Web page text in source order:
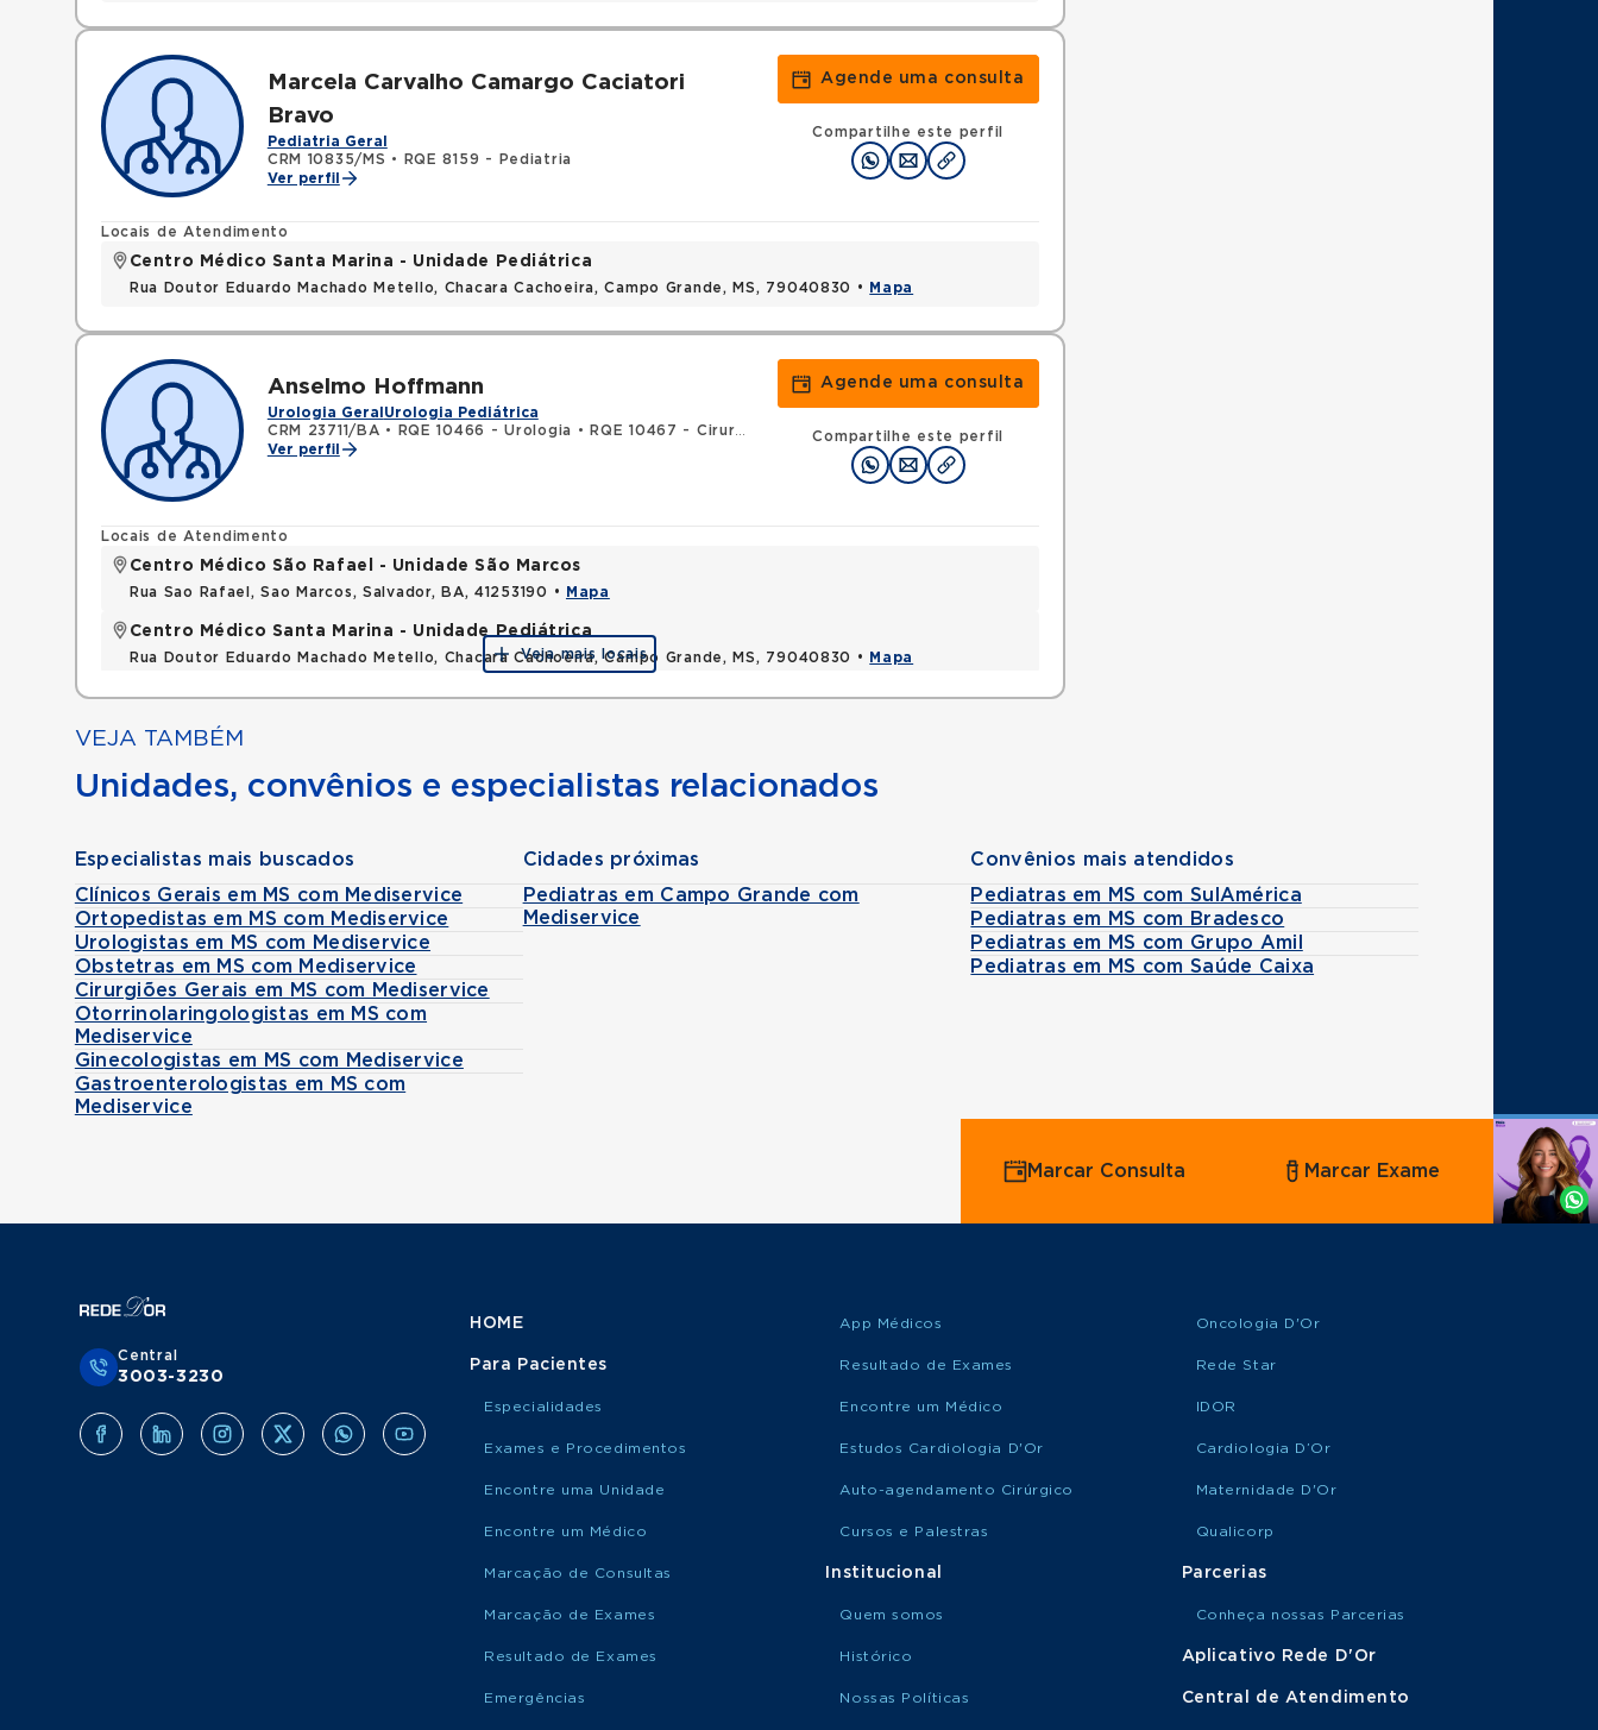
Marcela Carvalho Camargo Caciatori
Bravo
Pediatria Geral
CRM 10835/MS •
RQE 8159 - Pediatria
Ver perfil
Agende uma consulta
Compartilhe este perfil
Locais de Atendimento
Centro Médico Santa Marina - Unidade Pediátrica
Rua Doutor Eduardo Machado Metello, Chacara Cachoeira, Campo Grande, MS, 79040830 • Mapa
Anselmo Hoffmann
Urologia Geral Urologia Pediátrica
CRM 23711/BA • RQE 10466 - Urologia •
RQE 10467 - Cirurgia geral
Ver perfil
Agende uma consulta
Compartilhe este perfil
Locais de Atendimento
Centro Médico São Rafael - Unidade São Marcos
Rua Sao Rafael, Sao Marcos, Salvador, BA, 41253190 • Mapa
Centro Médico Santa Marina - Unidade Pediátrica
Rua Doutor Eduardo Machado Metello, Chacara Cachoeira, Campo Grande, MS, 79040830 • Mapa
Veja mais locais
VEJA TAMBÉM
Unidades, convênios e especialistas relacionados
Especialistas mais buscados
Clínicos Gerais em MS com Mediservice
Ortopedistas em MS com Mediservice
Urologistas em MS com Mediservice
Obstetras em MS com Mediservice
Cirurgiões Gerais em MS com Mediservice
Otorrinolaringologistas em MS com
Mediservice
Ginecologistas em MS com Mediservice
Gastroenterologistas em MS com
Mediservice
Cidades próximas
Pediatras em Campo Grande com
Mediservice
Convênios mais atendidos
Pediatras em MS com SulAmérica
Pediatras em MS com Bradesco
Pediatras em MS com Grupo Amil
Pediatras em MS com Saúde Caixa
Agende
Whatsapp
Marcar Consulta Marcar Exame
Central
3003-3230
HOME
Para Pacientes
Especialidades
Exames e Procedimentos
Encontre uma Unidade
Encontre um Médico
Marcação de Consultas
Marcação de Exames
Resultado de Exames
Emergências
App Médicos
Resultado de Exames
Encontre um Médico
Estudos Cardiologia D'Or
Auto-agendamento Cirúrgico
Cursos e Palestras
Institucional
Quem somos
Histórico
Nossas Políticas
Oncologia D'Or
Rede Star
IDOR
Cardiologia D’Or
Maternidade D'Or
Qualicorp
Parcerias
Conheça nossas Parcerias
Aplicativo Rede D'Or
Central de Atendimento